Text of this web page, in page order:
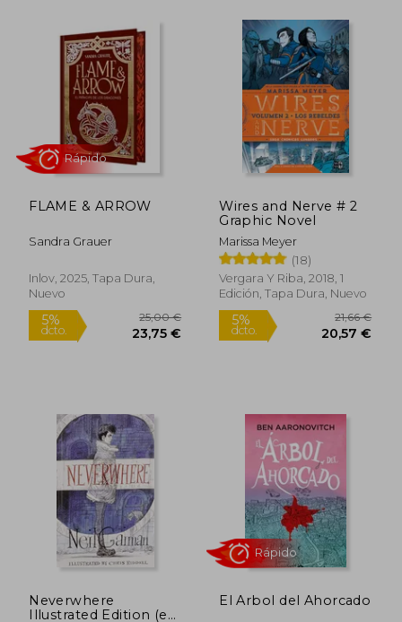
5%
dcto.
5%
dcto.
dcto.
5%
dcto.
FLAME & ARROW
Sandra Grauer
Inlov, 2025, Tapa Dura,
Nuevo
Wires and Nerve # 2
Graphic Novel
Marissa Meyer
(18)
Vergara Y Riba, 2018, 1
Edición, Tapa Dura, Nuevo
Neverwhere
Illustrated Edition (en
El Arbol del Ahorcado